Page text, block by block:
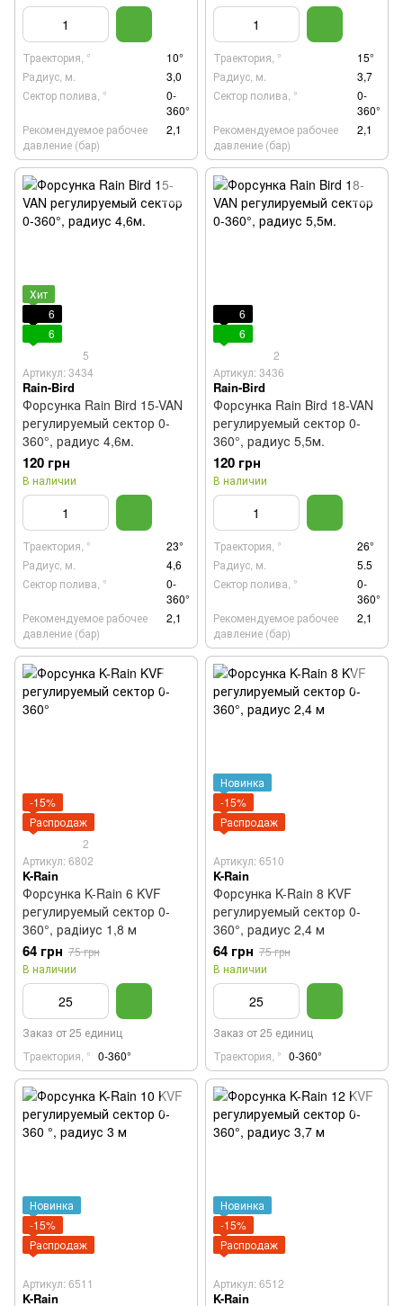
Траектория, °
10°
Радиус, м.
3,0
Сектор полива, °
0-
360°
Рекомендуемое рабочее
давление (бар)
2,1
Траектория, °
15°
Радиус, м.
3,7
Сектор полива, °
0-
360°
Рекомендуемое рабочее
давление (бар)
2,1
Хит
6
6
5
Артикул: 3434
Rain-Bird
Форсунка Rain Bird 15-VAN
регулируемый сектор 0-
360°, радиус 4,6м.
120 грн
В наличии
Траектория, °
23°
Радиус, м.
4,6
Сектор полива, °
0-
360°
Рекомендуемое рабочее
давление (бар)
2,1
6
6
2
Артикул: 3436
Rain-Bird
Форсунка Rain Bird 18-VAN
регулируемый сектор 0-
360°, радиус 5,5м.
120 грн
В наличии
Траектория, °
26°
Радиус, м.
5.5
Сектор полива, °
0-
360°
Рекомендуемое рабочее
давление (бар)
2,1
-15%
Распродаж
2
Артикул: 6802
K-Rain
Форсунка K-Rain 6 KVF
регулируемый сектор 0-
360°, радіиус 1,8 м
64 грн 75 грн
В наличии
Заказ от 25 единиц
Траектория, ° 0-360°
Новинка
-15%
Распродаж
Артикул: 6510
K-Rain
Форсунка K-Rain 8 KVF
регулируемый сектор 0-
360°, радиус 2,4 м
64 грн 75 грн
В наличии
Заказ от 25 единиц
Траектория, ° 0-360°
Новинка
-15%
Распродаж
Артикул: 6511
K-Rain
Новинка
-15%
Распродаж
Артикул: 6512
K-Rain